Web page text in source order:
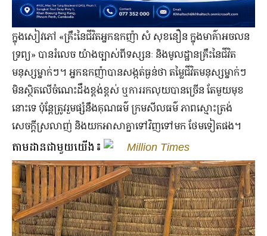
ក្នុង​សៀវភៅ «គ្រឹះនៃជីវិតអ្នកឧកញ៉ា សំ សុខនឿន ក្នុងមាគ៌ាអចលន
ទ្រព្យ» បាន​រំលេច យ៉ាង​ច្បាស់​ពី​ទស្សនៈ និង​មូលដ្ឋាន​គ្រឹះ​នៃ​ជីវិត​
មនុស្ស​ម្នាក់​ៗ។ អ្នកឧកញ៉ា​បាន​សង្កត់​ធ្ងន់​ថា តម្លៃ​ជីវិត​មនុស្ស​ម្នាក់​ៗ
មិន​ស្ថិត​លើ​ចំណេះ​ដឹង​ខ្ពង់ខ្ពស់ ឬ​ការ​រក​លុយ​បាន​ច្រើន តែ​មួយ​មុខ​
នោះ​ទេ ប៉ុន្តែ​ត្រូវ​រួមផ្សំ​នឹង​គុណធម៌ ក្រមសីលធម៌ ភាព​ស្មោះត្រង់
សេចក្ដី​ស្រលាញ់ និង​យក​អាសា​គ្នា​ទៅវិញទៅមក ថែម​ទៀត​ផង។
តាមដានជាមួយយើង៖ Million Times